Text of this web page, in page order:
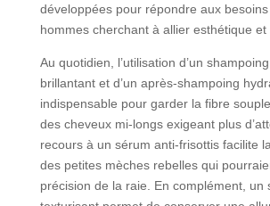
développées pour répondre aux
hommes cherchant à allier esthétique et
Au quotidien, l’utilisation d’un
brillantant et d’un après-shampoing
indispensable pour garder la fibre
des cheveux mi-longs exigeant plus
recours à un sérum anti-frisottis facilite
des petites mèches rebelles qui
précision de la raie. En complément, un